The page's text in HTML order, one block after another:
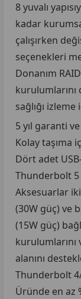
8 yuvalı
kadar
çalışırken
seçenekleri
Donanım
kurulumlarını
sağlığı
5 yıl garanti
Kolay taşıma
Dört adet
Thunderbolt 5
Aksesuarlar
(30W güç) ve
(15W güç)
alanını
Thunderbolt
Üründe en az